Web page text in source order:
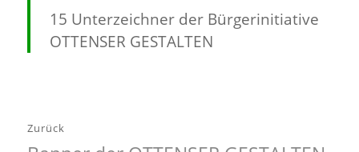
15 Unterzeichner der Bürgerinitiative
OTTENSER GESTALTEN
Zurück